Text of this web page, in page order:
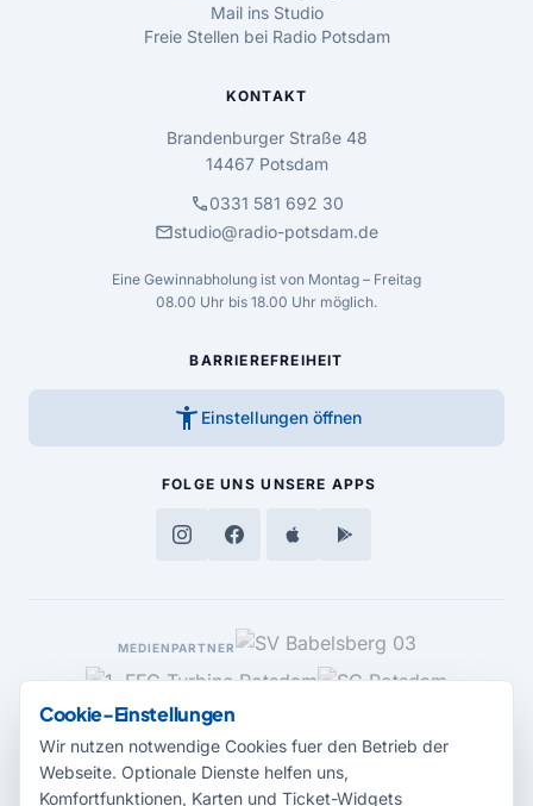
Mail ins Studio
Freie Stellen bei Radio Potsdam
KONTAKT
Brandenburger Straße 48
14467 Potsdam
call0331 581 692 30
mailstudio@radio-potsdam.de
Eine Gewinnabholung ist von Montag – Freitag
08.00 Uhr bis 18.00 Uhr möglich.
BARRIEREFREIHEIT
accessibility_new Einstellungen öffnen
FOLGE UNS UNSERE APPS
MEDIENPARTNER
Cookie-Einstellungen
Wir nutzen notwendige Cookies fuer den Betrieb der
Webseite. Optionale Dienste helfen uns,
Komfortfunktionen, Karten und Ticket-Widgets